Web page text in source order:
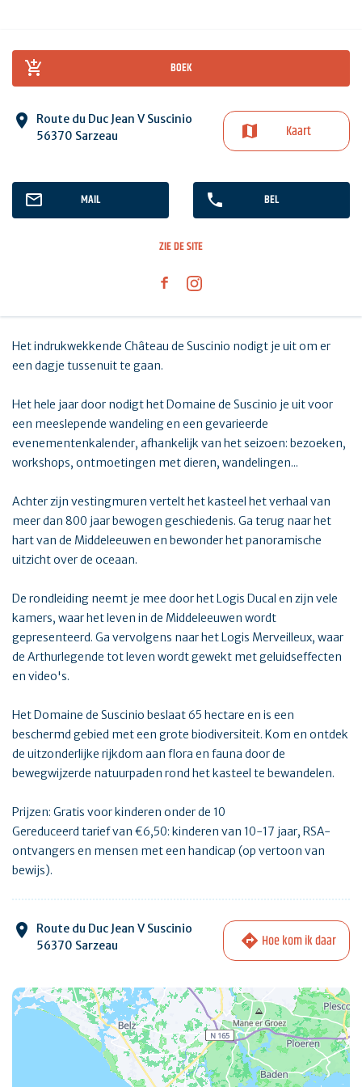
BOEK
Route du Duc Jean V Suscinio
56370 Sarzeau
Kaart
MAIL BEL
ZIE DE SITE
Het indrukwekkende Château de Suscinio nodigt je uit om er
een dagje tussenuit te gaan.
Het hele jaar door nodigt het Domaine de Suscinio je uit voor
een meeslepende wandeling en een gevarieerde
evenementenkalender, afhankelijk van het seizoen: bezoeken,
workshops, ontmoetingen met dieren, wandelingen...
Achter zijn vestingmuren vertelt het kasteel het verhaal van
meer dan 800 jaar bewogen geschiedenis. Ga terug naar het
hart van de Middeleeuwen en bewonder het panoramische
uitzicht over de oceaan.
De rondleiding neemt je mee door het Logis Ducal en zijn vele
kamers, waar het leven in de Middeleeuwen wordt
gepresenteerd. Ga vervolgens naar het Logis Merveilleux, waar
de Arthurlegende tot leven wordt gewekt met geluidseffecten
en video's.
Het Domaine de Suscinio beslaat 65 hectare en is een
beschermd gebied met een grote biodiversiteit. Kom en ontdek
de uitzonderlijke rijkdom aan flora en fauna door de
bewegwijzerde natuurpaden rond het kasteel te bewandelen.
Prijzen: Gratis voor kinderen onder de 10
Gereduceerd tarief van €6,50: kinderen van 10-17 jaar, RSA-
ontvangers en mensen met een handicap (op vertoon van
bewijs).
Route du Duc Jean V Suscinio
56370 Sarzeau
Hoe kom ik daar